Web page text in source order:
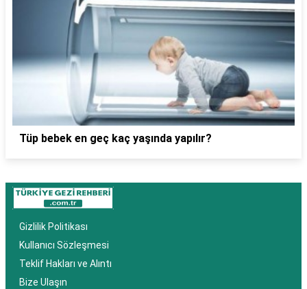
Tüp bebek en geç kaç yaşında yapılır?
Gizlilik Politikası
Kullanıcı Sözleşmesi
Teklif Hakları ve Alıntı
Bize Ulaşın